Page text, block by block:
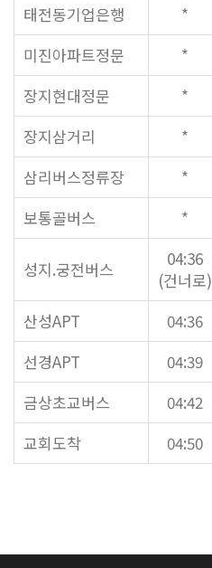
영아부
유치부
유년부
초등부
청소년부
대원 어와나 클럽
청년부
대원 크리스천 아카데미
복지와 선교
굿패밀리 복지재단
대원 전도대
스포츠선교회
국내선교
해외선교
법인후원금내역
태전동기업은행 *
미진아파트정문
*
장지현대정문
*
장지삼거리
*
삼리버스정류장
*
보통골버스
*
성지.궁전버스
04:36
(건너로)
산성APT 04:36
선경APT
04:39
금상초교버스
04:42
교회도착
04:50